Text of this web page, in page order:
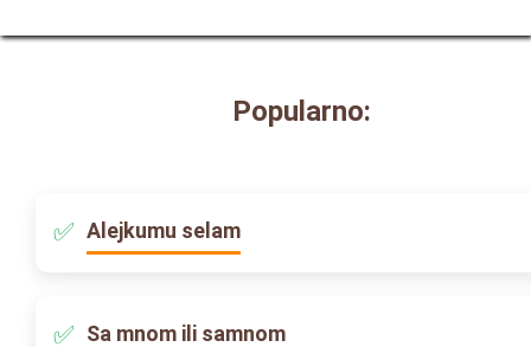
Popularno:
Alejkumu selam
Sa mnom ili samnom